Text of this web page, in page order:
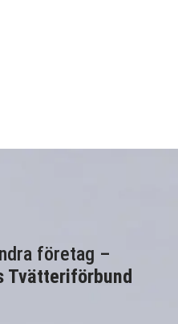
företag –
Tvätteriförbund